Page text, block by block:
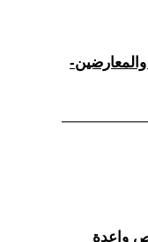
واعدة